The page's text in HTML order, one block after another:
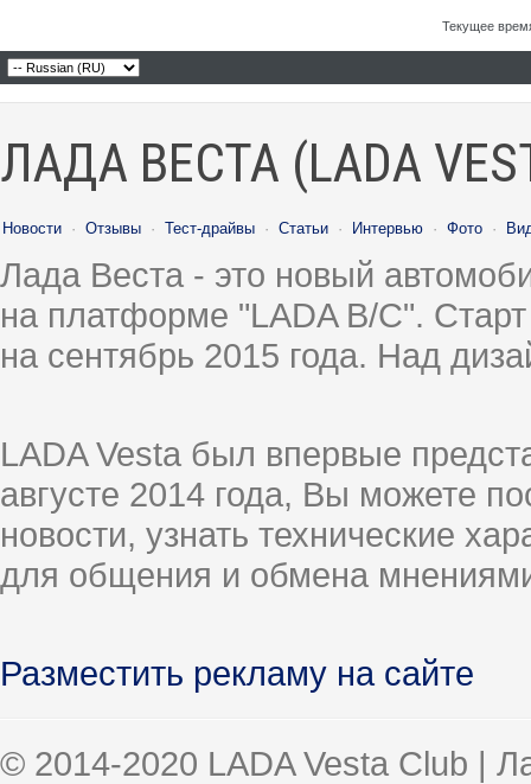
Текущее
ЛАДА ВЕСТА (LADA
Новости · Отзывы · Тест-драйвы · Статьи · Интервью · Фото ·
Лада Веста - это новый
на платформе "LADA B/C".
на сентябрь 2015 года. Над
LADA Vesta был впервые
августе 2014 года, Вы можете
новости, узнать технические
для общения и обмена
Разместить рекламу на сайте
© 2014-2020 LADA Vesta Club |